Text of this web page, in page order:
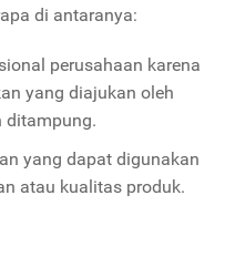
di antaranya:
perusahaan karena
yang diajukan oleh
ditampung.
yang dapat digunakan
atau kualitas produk.